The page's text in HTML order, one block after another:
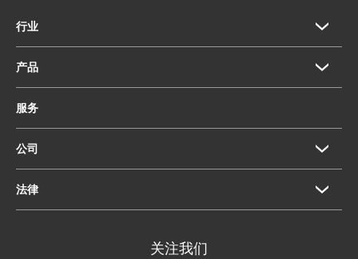
行业
产品
服务
公司
法律
关注我们